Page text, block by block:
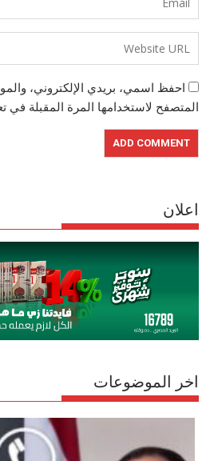
احفظ اسمي، بريدي الإلكتروني،
المتصفح لاستخدامها المرة المقبلة في
اعلان
اخر الموضوعات